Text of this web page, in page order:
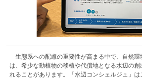
生態系への配慮の重要性が高まる中で、自然環
は、希少な動植物の移植や代償地となる水辺の
れることがあります。「水辺コンシェルジュ」